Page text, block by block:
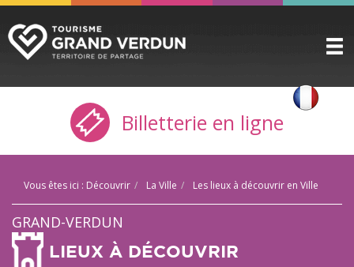
DÉCOUVRIR
A VOIR / A FAIRE
INFOS PRATIQUES
SERVICE GROUPES
Billetterie en ligne
Vous êtes ici : Découvrir La Ville Les lieux à découvrir en Ville
GRAND-VERDUN
LIEUX À DÉCOUVRIR